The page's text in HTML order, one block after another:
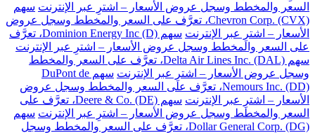
السعر والمخطط وسجل عروض الأسعار – اشترِ عبر الإنترنت سهم
Chevron Corp. (CVX)، تعرَّف على السعر والمخطط وسجل عروض
الأسعار – اشترِ عبر الإنترنت
سهم Dominion Energy Inc (D)، تعرَّف
على السعر والمخطط وسجل عروض الأسعار – اشترِ عبر الإنترنت
سهم Delta Air Lines Inc. (DAL)، تعرَّف على السعر والمخطط
وسجل عروض الأسعار – اشترِ عبر الإنترنت
سهم DuPont de
Nemours Inc. (DD)، تعرَّف على السعر والمخطط وسجل عروض
الأسعار – اشترِ عبر الإنترنت
سهم Deere & Co. (DE)، تعرَّف على
السعر والمخطط وسجل عروض الأسعار – اشترِ عبر الإنترنت سهم
Dollar General Corp. (DG)، تعرَّف على السعر والمخطط وسجل